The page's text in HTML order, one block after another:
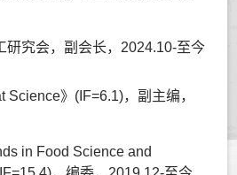
研究会，副会长，2024.10-至今
Science》(IF=6.1)，副主编，
in Food Science and